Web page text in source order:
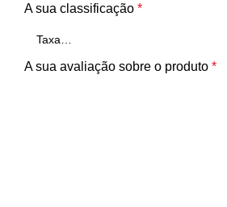
A sua classificação *
A sua avaliação sobre o produto *